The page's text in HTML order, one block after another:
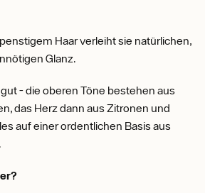
Haar verleiht sie natürlichen,
Glanz.
- die oberen Töne bestehen aus
das Herz dann aus Zitronen und
auf einer ordentlichen Basis aus